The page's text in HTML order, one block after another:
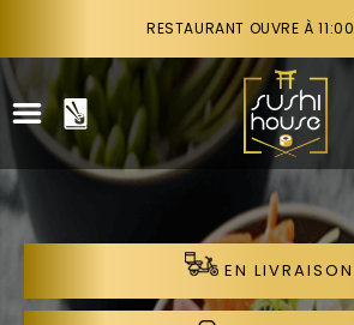
RESTAURANT OUVRE À 11:00
EN LIVRAISON